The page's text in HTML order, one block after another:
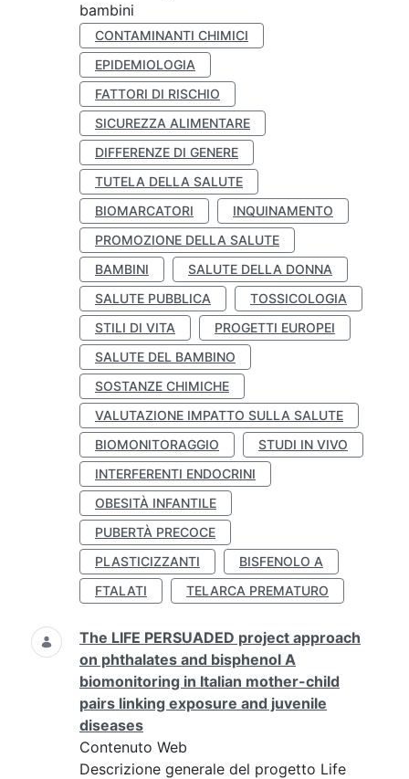
bambini
CONTAMINANTI CHIMICI
EPIDEMIOLOGIA
FATTORI DI RISCHIO
SICUREZZA ALIMENTARE
DIFFERENZE DI GENERE
TUTELA DELLA SALUTE
BIOMARCATORI
INQUINAMENTO
PROMOZIONE DELLA SALUTE
BAMBINI
SALUTE DELLA DONNA
SALUTE PUBBLICA
TOSSICOLOGIA
STILI DI VITA
PROGETTI EUROPEI
SALUTE DEL BAMBINO
SOSTANZE CHIMICHE
VALUTAZIONE IMPATTO SULLA SALUTE
BIOMONITORAGGIO
STUDI IN VIVO
INTERFERENTI ENDOCRINI
OBESITÀ INFANTILE
PUBERTÀ PRECOCE
PLASTICIZZANTI
BISFENOLO A
FTALATI
TELARCA PREMATURO
The LIFE PERSUADED project approach
on phthalates and bisphenol A
biomonitoring in Italian mother-child
pairs linking exposure and juvenile
diseases
Contenuto Web
Descrizione generale del progetto Life